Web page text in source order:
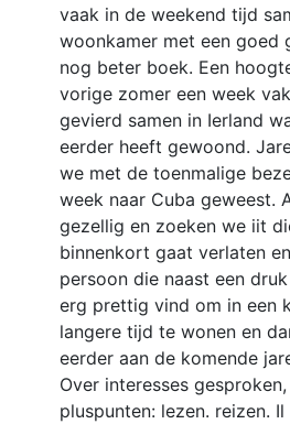
vaak in de weekend tijd
woonkamer met een goed
nog beter boek. Een
vorige zomer een week
gevierd samen in Ierland
eerder heeft gewoond.
we met de toenmalige
week naar Cuba geweest.
gezellig en zoeken we iit
binnenkort gaat verlaten
persoon die naast een
erg prettig vind om in een
langere tijd te wonen en
eerder aan de komende
Over interesses
pluspunten: lezen. reizen. Il